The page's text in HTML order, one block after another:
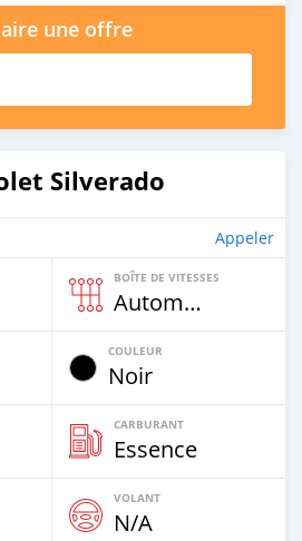
une offre
Silverado
Appeler
BOÎTE DE VITESSES
Automatique
COULEUR
Noir
CARBURANT
Essence
VOLANT
N/A